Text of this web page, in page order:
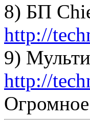
8) БП
http://
9)
http://